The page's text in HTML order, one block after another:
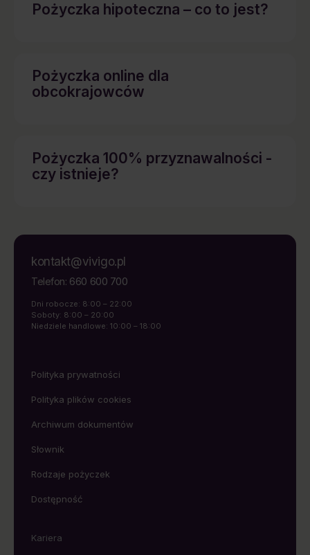
Pożyczka hipoteczna – co to jest?
Pożyczka online dla
obcokrajowców
Pożyczka 100% przyznawalności -
czy istnieje?
kontakt@vivigo.pl
Telefon: 660 600 700
Dni robocze: 8:00 – 22:00
Soboty: 8:00 – 20:00
Niedziele handlowe: 10:00 – 18:00
Polityka prywatności
Polityka plików cookies
Archiwum dokumentów
Słownik
Rodzaje pożyczek
Dostępność
Kariera